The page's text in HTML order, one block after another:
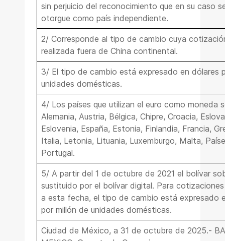
sin perjuicio del reconocimiento que en su caso
otorgue como país independiente.
2/ Corresponde al tipo de cambio cuya
realizada fuera de China continental.
3/ El tipo de cambio está expresado en dólares
unidades domésticas.
4/ Los países que utilizan el euro como moneda
Alemania, Austria, Bélgica, Chipre, Croacia,
Eslovenia, España, Estonia, Finlandia, Francia,
Italia, Letonia, Lituania, Luxemburgo, Malta,
Portugal.
5/ A partir del 1 de octubre de 2021 el bolívar
sustituido por el bolívar digital. Para
a esta fecha, el tipo de cambio está expresado
por millón de unidades domésticas.
Ciudad de México, a 31 de octubre de 2025.-